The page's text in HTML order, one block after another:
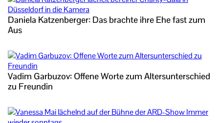
Daniela Katzenberger: Das brachte ihre Ehe fast zum
Aus
Vadim Garbuzov: Offene Worte zum Altersunterschied
zu Freundin